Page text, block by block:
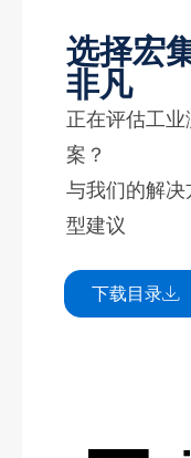
选择宏
非凡
正在评估工
案？
与我们的解
型建议
下载目录